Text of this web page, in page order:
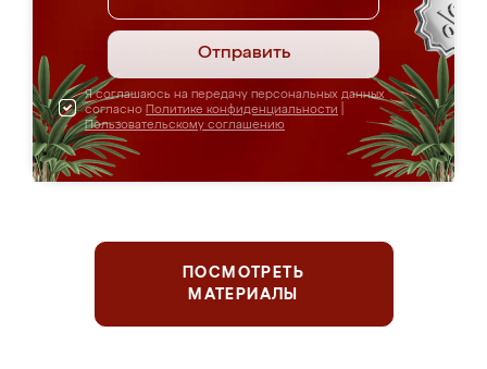
Отправить
Я соглашаюсь на передачу персональных данных
согласно Политике конфиденциальности
Пользовательскому соглашению
ПОСМОТРЕТЬ
МАТЕРИАЛЫ